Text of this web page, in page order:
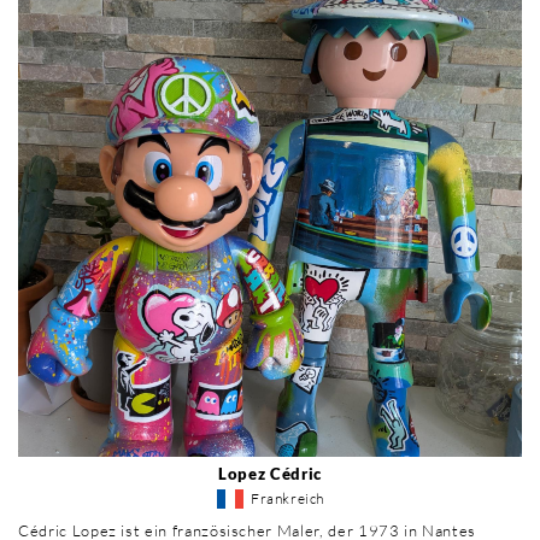
Lopez Cédric
Frankreich
Cédric Lopez ist ein französischer Maler, der 1973 in Nantes